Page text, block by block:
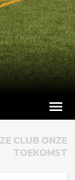
CLUB ONZE
TOEKOMST